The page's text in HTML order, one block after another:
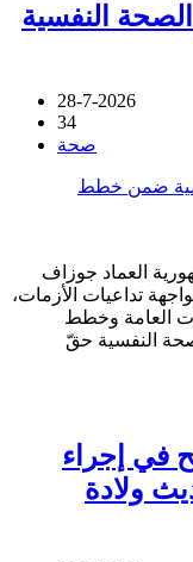
الصحة النفسية
28-7-2026
34
صحة
العماد جوزاف
تداعيات الأزمات،
العامة وخطط
النفسية حقّ
في إجراء
ولادة